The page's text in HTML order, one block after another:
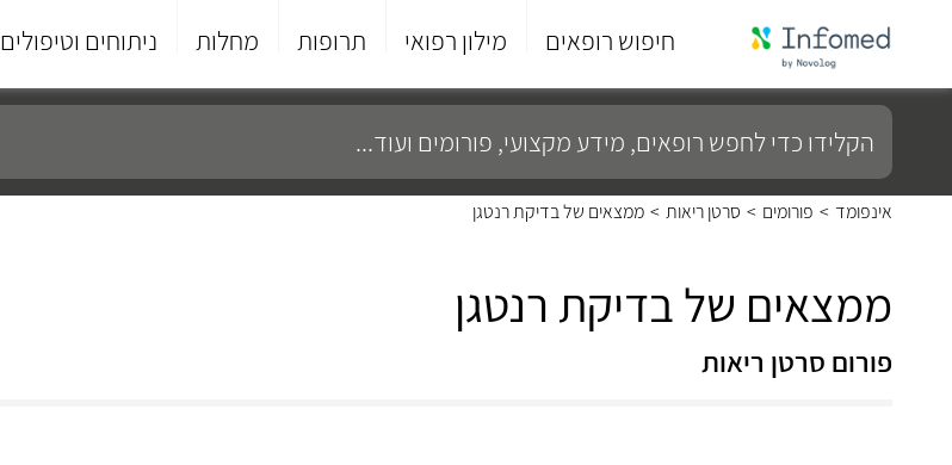
חיפוש רופאים מילון רפואי תרופות מחלות ניתוחים וטיפולים
סוף
התפריט
הקלידו
כדי
לחפש
רופאים,
מידע
מקצועי,
אינפומד > פורומים > סרטן ריאות > ממצאים של בדיקת רנטגן
ממצאים של בדיקת רנטגן
פורום סרטן ריאות